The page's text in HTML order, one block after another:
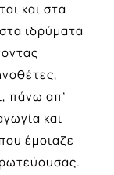
και στα
ιδρύματα
πάνω απ’
και
έμοιαζε